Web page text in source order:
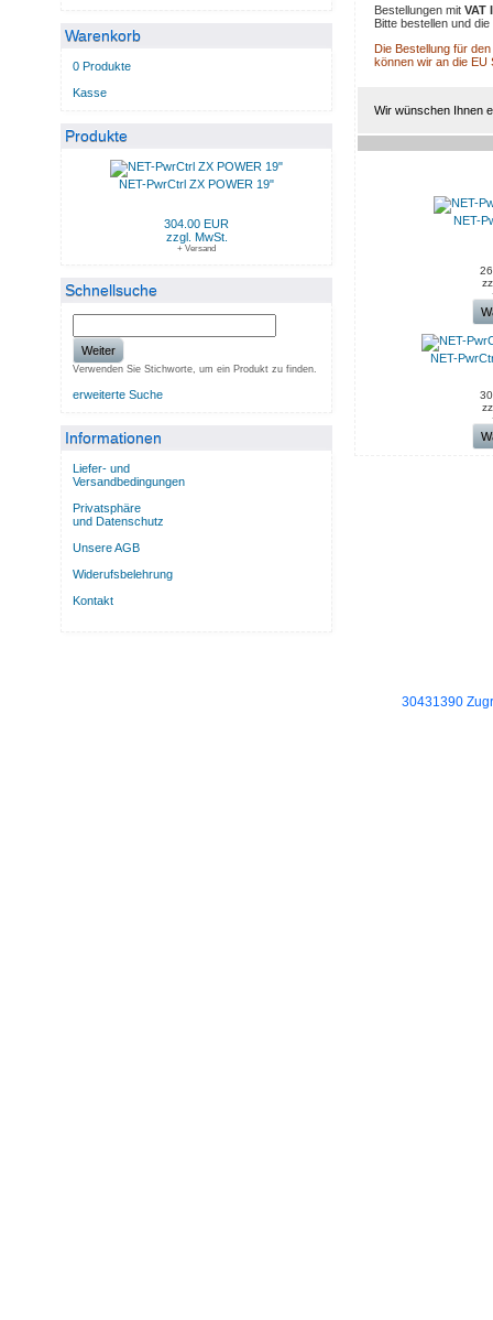
Warenkorb
0 Produkte
Kasse
Produkte
NET-PwrCtrl ZX POWER 19"
304.00 EUR
zzgl. MwSt.
+ Versand
Schnellsuche
Weiter
Verwenden Sie Stichworte, um ein Produkt zu finden.
erweiterte Suche
Informationen
Liefer- und
Versandbedingungen
Privatsphäre
und Datenschutz
Unsere AGB
Widerufsbelehrung
Kontakt
Bestellungen mit VAT
Bitte bestellen und
Die Bestellung für
können wir an die
Wir wünschen Ihnen
NET-
NET-
30431390